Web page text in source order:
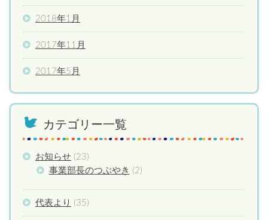
2018年1月
2017年11月
2017年5月
カテゴリー一覧
お知らせ (23)
事業部長のつぶやき (2)
代表より (35)